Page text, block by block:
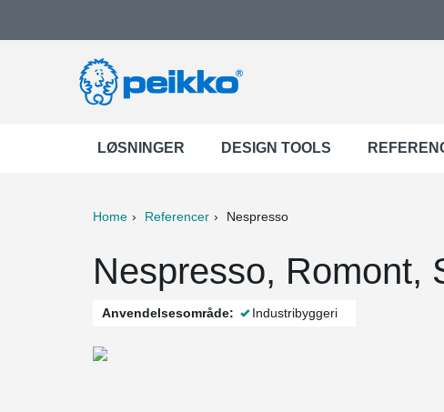
LØSNINGER DESIGN TOOLS
Home Referencer Nespresso
Nespresso, Romont,
Anvendelsesområde: Industribyggeri